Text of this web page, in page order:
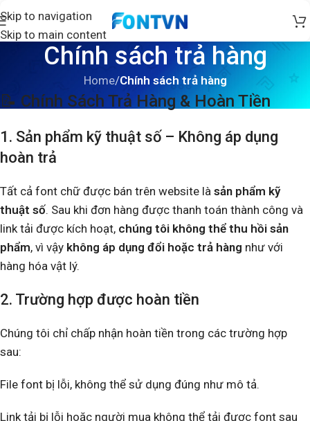
Skip to navigation
Skip to main content
Chính sách trả hàng
Home/Chính sách trả hàng
📝 Chính Sách Trả Hàng & Hoàn Tiền
1. Sản phẩm kỹ thuật số – Không áp dụng
hoàn trả
Tất cả font chữ được bán trên website là sản phẩm kỹ
thuật số. Sau khi đơn hàng được thanh toán thành công và
link tải được kích hoạt, chúng tôi không thể thu hồi sản
phẩm, vì vậy không áp dụng đổi hoặc trả hàng như với
hàng hóa vật lý.
2. Trường hợp được hoàn tiền
Chúng tôi chỉ chấp nhận hoàn tiền trong các trường hợp
sau:
File font bị lỗi, không thể sử dụng đúng như mô tả.
Link tải bị lỗi hoặc người mua không thể tải được font sau